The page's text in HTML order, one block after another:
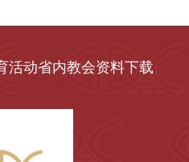
活动省内教会资料下载